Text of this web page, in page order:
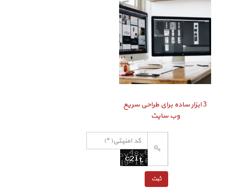
3 ابزار ساده برای طراحی سریع
وب سایت